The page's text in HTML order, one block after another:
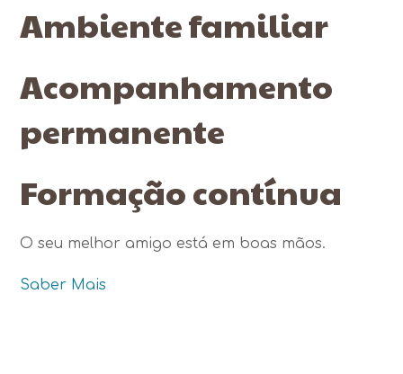
Ambiente familiar
Acompanhamento
permanente
Formação contínua
O seu melhor amigo está em boas mãos.
Saber Mais